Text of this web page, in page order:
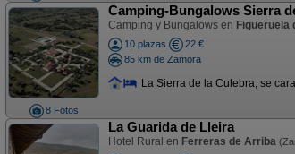
8 Fotos
Camping-Bungalows Sierra
Camping y Bungalows en Figueruela
10 plazas
22 €
85 km de Zamora
La Sierra de la Culebra, se
La Guarida de Lleira
Hotel Rural en Ferreras de Arriba